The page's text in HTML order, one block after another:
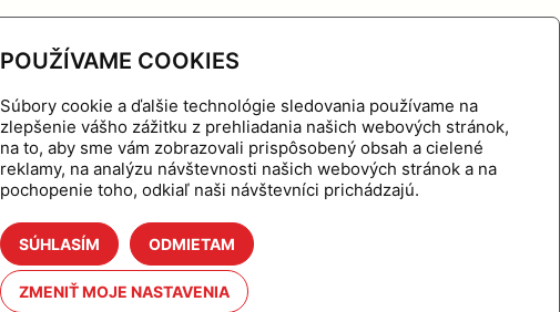
POUŽÍVAME COOKIES
Súbory cookie a ďalšie technológie sledovania používame na
zlepšenie vášho zážitku z prehliadania našich webových stránok,
na to, aby sme vám zobrazovali prispôsobený obsah a cielené
reklamy, na analýzu návštevnosti našich webových stránok a na
pochopenie toho, odkiaľ naši návštevníci prichádzajú.
SÚHLASÍM ODMIETAM
ZMENIŤ MOJE NASTAVENIA
Na stiahnutie Referencie